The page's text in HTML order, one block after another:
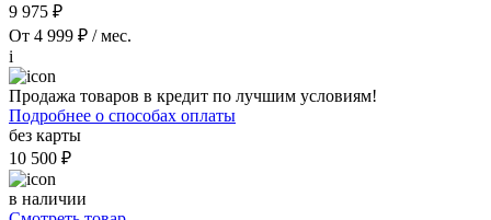
9 975 ₽
От 4 999 ₽ / мес.
i
Продажа товаров в кредит по лучшим условиям!
Подробнее о способах оплаты
без карты
10 500 ₽
в наличии